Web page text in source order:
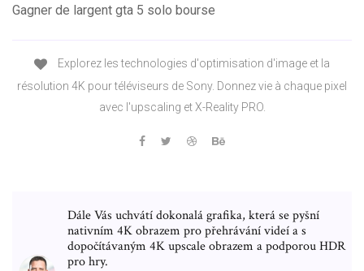
Gagner de largent gta 5 solo bourse
Explorez les technologies d'optimisation d'image et la
résolution 4K pour téléviseurs de Sony. Donnez vie à chaque pixel
avec l'upscaling et X-Reality PRO.
Dále Vás uchvátí dokonalá grafika, která se pyšní
nativním 4K obrazem pro přehrávání videí a s
dopočítávaným 4K upscale obrazem a podporou HDR
pro hry.